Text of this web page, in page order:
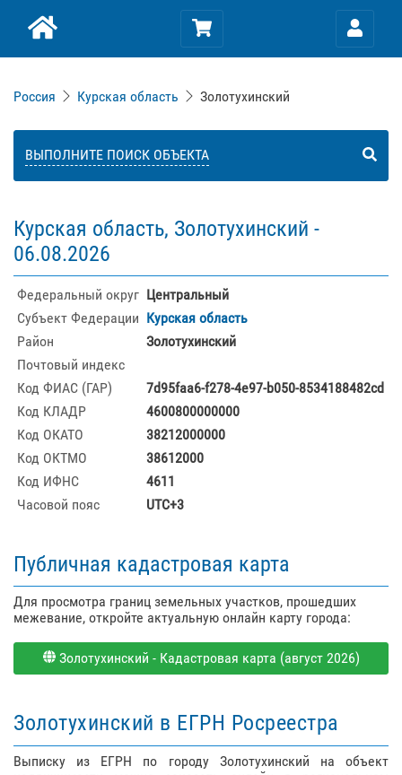
Россия Курская область Золотухинский
ВЫПОЛНИТЕ ПОИСК ОБЪЕКТА
Курская область, Золотухинский -
06.08.2026
Федеральный округ Центральный
Субъект Федерации Курская область
Район
Золотухинский
Почтовый индекс
Код ФИАС (ГАР)
7d95faa6-f278-4e97-b050-8534188482cd
Код КЛАДР
4600800000000
Код ОКАТО
38212000000
Код ОКТМО
38612000
Код ИФНС
4611
Часовой пояс
UTC+3
Публичная кадастровая карта
Для просмотра границ земельных участков, прошедших
межевание, откройте актуальную онлайн карту города:
Золотухинский - Кадастровая карта (август 2026)
Золотухинский в ЕГРН Росреестра
Выписку из ЕГРН по городу Золотухинский на объект